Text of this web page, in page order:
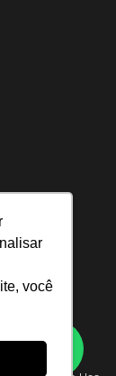
você